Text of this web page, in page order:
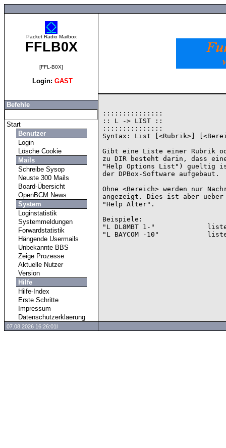
Packet Radio Mailbox
FFLB0X
[FFL-B0X]
Login: GAST
Befehle
Start
Benutzer
Login
Lösche Cookie
Mails
Schreibe Sysop
Neuste 300 Mails
Board-Übersicht
OpenBCM News
System
Loginstatistik
Systemmeldungen
Forwardstatistik
Hängende Usermails
Unbekannte BBS
Zeige Prozesse
Aktuelle Nutzer
Version
Hilfe
Hilfe-Index
Erste Schritte
Impressum
Datenschutzerklaerung
:::::::::::::::
:: L -> LIST ::
:::::::::::::::
Syntax: List [<Rubrik>]
Gibt eine Liste einer Rubrik
zu DIR besteht darin, dass
"Help Options List") gueltig
der DPBox-Software aufgebaut.
Ohne <Bereich> werden nur
angezeigt. Dies ist aber
"Help Alter".
Beispiele:
"L DL8MBT 1-"             listet
07.08.2026 16:26:01l